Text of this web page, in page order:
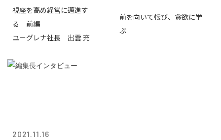
視座を高め経営に邁進す
る 前編
ユーグレナ社長 出雲 充
前を向いて転び、貪欲に学
ぶ
2021.11.16